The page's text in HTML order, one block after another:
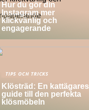
Hur du gör din
Instagram mer
klickvänlig och
engagerande
TIPS OCH TRICKS
Klösträd: En kattägares
guide till den perfekta
klösmöbeln